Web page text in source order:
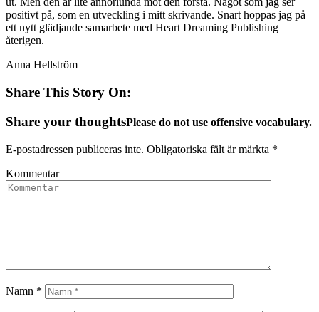
positivt på, som en utveckling i mitt skrivande. Snart hoppas jag på
ett nytt glädjande samarbete med Heart Dreaming Publishing
återigen.
Anna Hellström
Share This Story On:
Share your thoughtsPlease do not use offensive vocabulary.
E-postadressen publiceras inte. Obligatoriska fält är märkta *
Kommentar
Namn *